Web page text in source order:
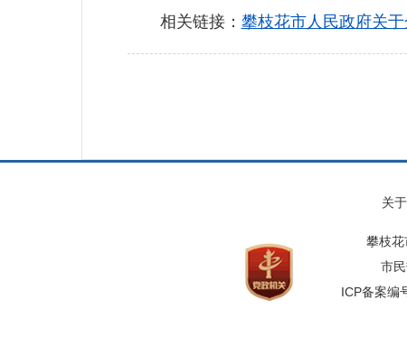
相关链接： 攀枝花市人民政府关
关
攀枝
市
ICP备案编